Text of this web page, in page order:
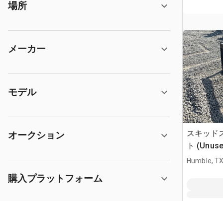
場所
メーカー
モデル
オークション
購入プラットフォーム
スキッド
ト
Humble,